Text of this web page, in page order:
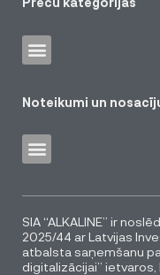
Noteikumi un
SIA “ALKALINE” ir
2025/44 ar Latvijas
atbalsta saņemšanu
digitalizācijai”